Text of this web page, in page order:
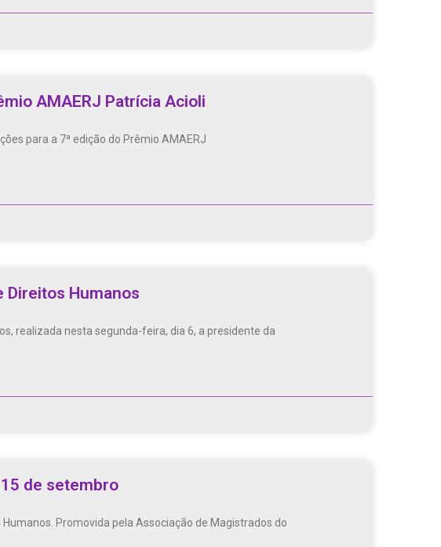
AMAERJ Patrícia Acioli
para a 7ª edição do Prêmio AMAERJ
Direitos Humanos
realizada nesta segunda-feira, dia 6, a presidente da
de setembro
Promovida pela Associação de Magistrados do